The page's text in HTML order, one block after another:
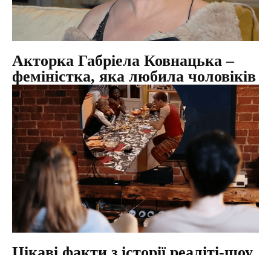
Акторка Габріела Ковнацька –
феміністка, яка любила чоловіків